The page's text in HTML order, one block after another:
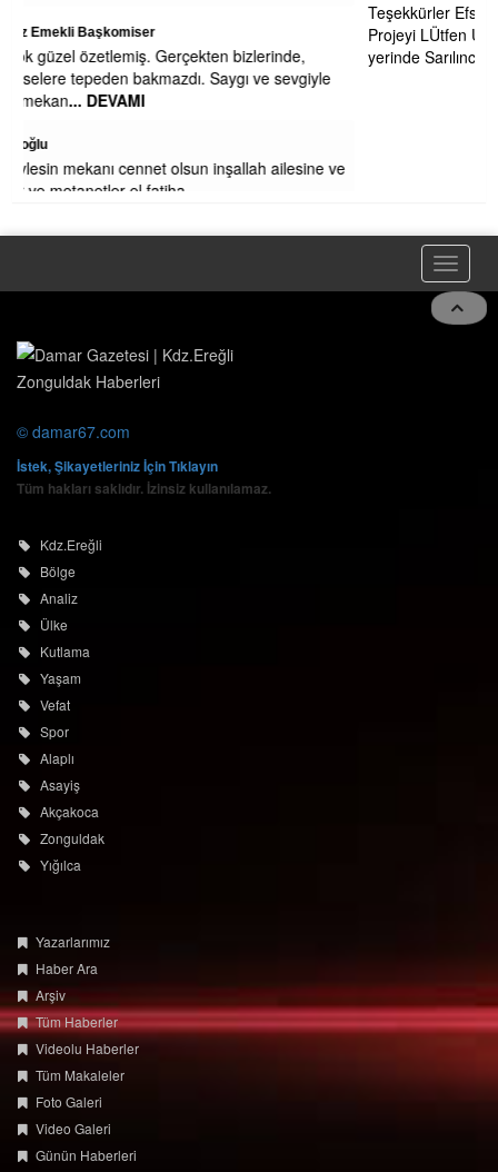
ve
Teşekkürler Efsane Başkanım . Secim Kitapcıgındaki bu
Projeyi LÜtfen Uygula Eregli Halkı Seni Cok Seviyoruz Pazar
yerinde Sarılınca 1.2.3... DEVAMI
İstek, Şikayetleriniz İçin Tıklayın
Tüm hakları saklıdır. İzinsiz kullanılamaz.
Kdz.Ereğli
Analiz
Kutlama
Yaşam
Vefat
Spor
Alaplı
Asayiş
Akçakoca
Zonguldak
Yığılca
Yazarlarımız
Haber Ara
Arşiv
Videolu Haberler
Tüm Makaleler
Foto Galeri
Video Galeri
Günün Haberleri